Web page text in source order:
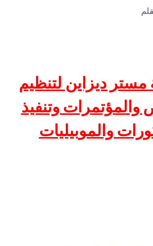
ديزاين لتنظيم
والمؤتمرات وتنفيذ
والموبيليات